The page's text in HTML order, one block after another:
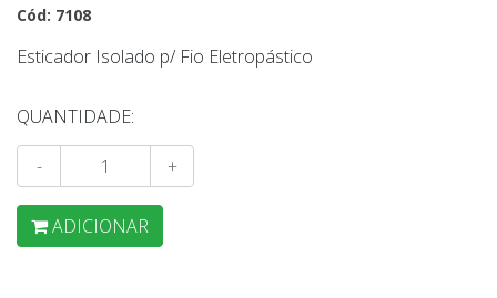
Cód: 7108
Esticador Isolado p/ Fio Eletropástico
QUANTIDADE:
- +
ADICIONAR